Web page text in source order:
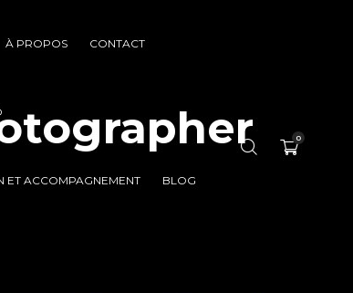
À PROPOS CONTACT
ET ACCOMPAGNEMENT BLOG
0